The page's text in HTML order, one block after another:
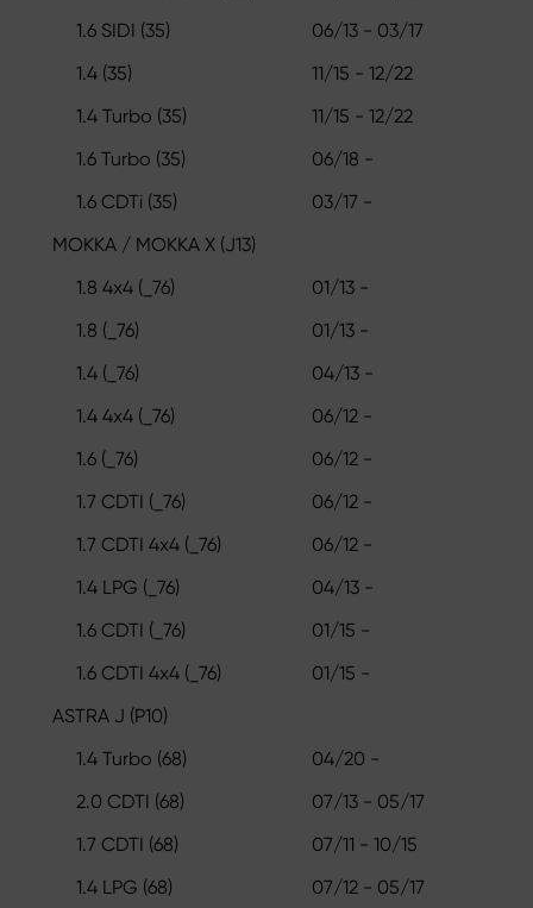
1.6 SIDI (35)
06/13 - 03/17
1.4 (35)
11/15 - 12/22
1.4 Turbo (35)
11/15 - 12/22
1.6 Turbo (35)
06/18 -
1.6 CDTi (35)
03/17 -
MOKKA / MOKKA X (J13)
1.8 4x4 (_76)
01/13 -
1.8 (_76)
01/13 -
1.4 (_76)
04/13 -
1.4 4x4 (_76)
06/12 -
1.6 (_76)
06/12 -
1.7 CDTI (_76)
06/12 -
1.7 CDTI 4x4 (_76)
06/12 -
1.4 LPG (_76)
04/13 -
1.6 CDTI (_76)
01/15 -
1.6 CDTI 4x4 (_76)
01/15 -
ASTRA J (P10)
1.4 Turbo (68)
04/20 -
2.0 CDTI (68)
07/13 - 05/17
1.7 CDTI (68)
07/11 - 10/15
1.4 LPG (68)
07/12 - 05/17